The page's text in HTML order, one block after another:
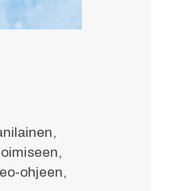
ohjeen,